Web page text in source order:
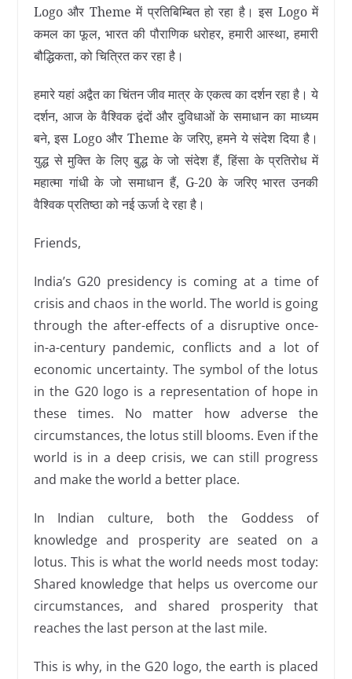
Logo और Theme में प्रतिबिम्बित हो रहा है। इस Logo में
कमल का फूल, भारत की पौराणिक धरोहर, हमारी आस्था, हमारी
बौद्धिकता, को चित्रित कर रहा है।
हमारे यहां अद्वैत का चिंतन जीव मात्र के एकत्व का दर्शन रहा है। ये
दर्शन, आज के वैश्विक द्वंदों और दुविधाओं के समाधान का माध्यम
बने, इस Logo और Theme के जरिए, हमने ये संदेश दिया है।
युद्ध से मुक्ति के लिए बुद्ध के जो संदेश हैं, हिंसा के प्रतिरोध में
महात्मा गांधी के जो समाधान हैं, G-20 के जरिए भारत उनकी
वैश्विक प्रतिष्ठा को नई ऊर्जा दे रहा है।
Friends,
India’s G20 presidency is coming at a time of
crisis and chaos in the world. The world is going
through the after-effects of a disruptive once-
in-a-century pandemic, conflicts and a lot of
economic uncertainty. The symbol of the lotus
in the G20 logo is a representation of hope in
these times. No matter how adverse the
circumstances, the lotus still blooms. Even if the
world is in a deep crisis, we can still progress
and make the world a better place.
In Indian culture, both the Goddess of
knowledge and prosperity are seated on a
lotus. This is what the world needs most today:
Shared knowledge that helps us overcome our
circumstances, and shared prosperity that
reaches the last person at the last mile.
This is why, in the G20 logo, the earth is placed